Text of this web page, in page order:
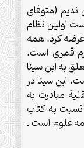
(متوفاى
اولين نظام
كرد. همه
قمرى است.
به ابن سينا
ابن سينا در
مبادرت به
به كتاب
علوم است ـ